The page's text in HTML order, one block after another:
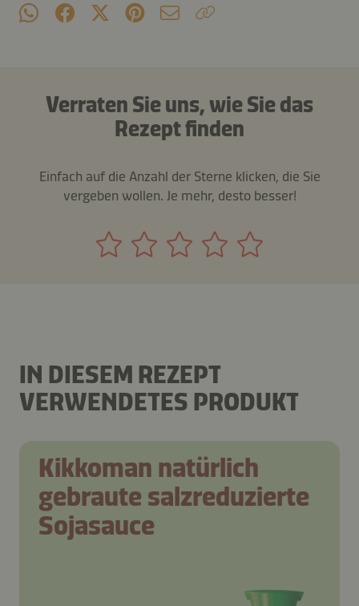
Verraten Sie uns, wie Sie das
Rezept finden
Einfach auf die Anzahl der Sterne klicken, die Sie
vergeben wollen. Je mehr, desto besser!
IN DIESEM REZEPT
VERWENDETES PRODUKT
Kikkoman natürlich
gebraute salzreduzierte
Sojasauce